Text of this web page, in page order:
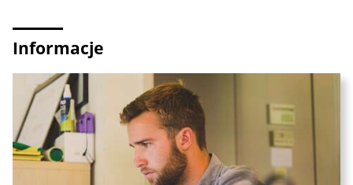
Informacje